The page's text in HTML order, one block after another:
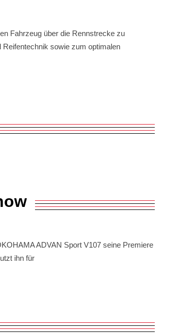
Fahrzeug über die Rennstrecke zu
sowie zum optimalen
ADVAN Sport V107 seine Premiere
ihn für